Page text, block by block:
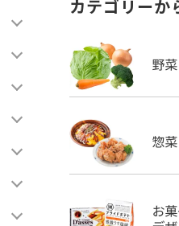
カテゴリーか